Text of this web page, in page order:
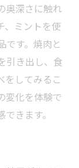
奥深さに触れ
、ミントを使
です。焼肉と
引き出し、食
をしてみるこ
変化を体験で
きます。